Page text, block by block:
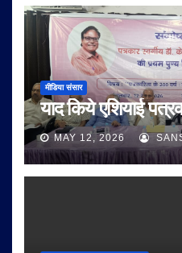
मीडिया संसार
याद किये एशियाई
MAY 12, 2026